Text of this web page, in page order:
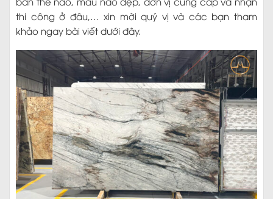
thi công ở đâu,… xin mời quý vị và các bạn tham
khảo ngay bài viết dưới đây.